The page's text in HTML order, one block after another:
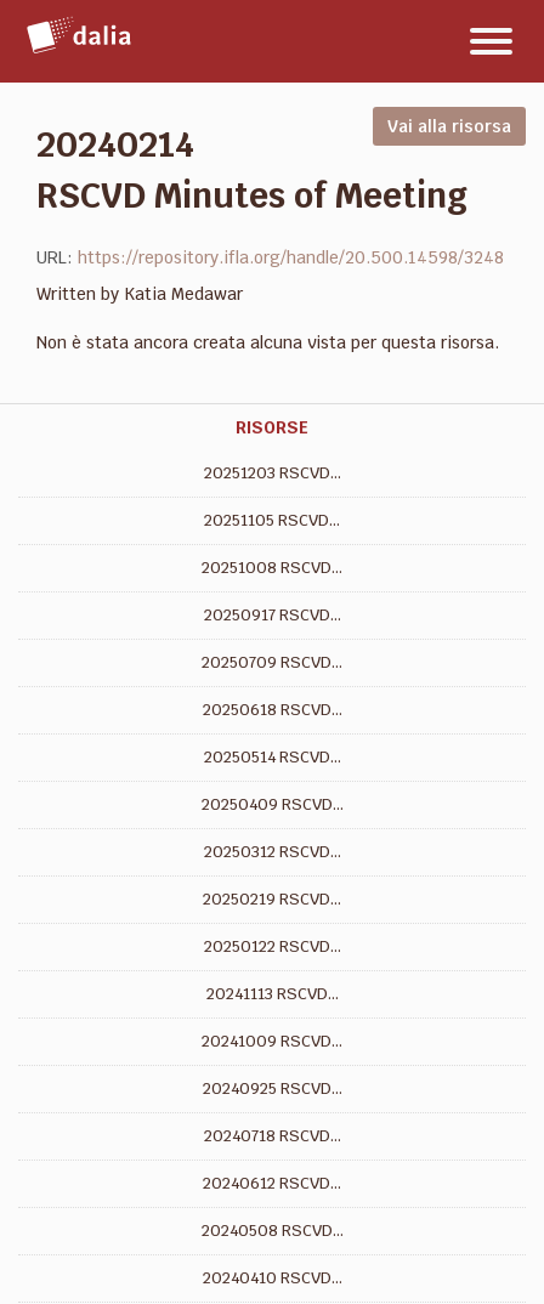
contenuto
Vai alla risorsa
20240214
RSCVD Minutes of Meeting
URL: https://repository.ifla.org/handle/20.500.14598/3248
Written by Katia Medawar
Non è stata ancora creata alcuna vista per questa risorsa.
RISORSE
20251203 RSCVD...
20251105 RSCVD...
20251008 RSCVD...
20250917 RSCVD...
20250709 RSCVD...
20250618 RSCVD...
20250514 RSCVD...
20250409 RSCVD...
20250312 RSCVD...
20250219 RSCVD...
20250122 RSCVD...
20241113 RSCVD...
20241009 RSCVD...
20240925 RSCVD...
20240718 RSCVD...
20240612 RSCVD...
20240508 RSCVD...
20240410 RSCVD...